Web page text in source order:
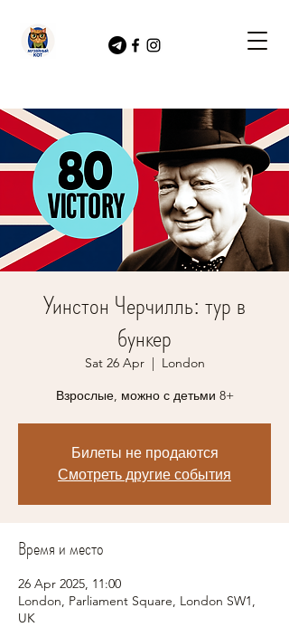
Уинстон Черчилль: тур в
бункер
Sat 26 Apr
  |
London
Взрослые, можно с детьми 8+
Билеты не продаются
Смотреть другие события
Время и место
26 Apr 2025, 11:00
London, Parliament Square, London SW1,
UK